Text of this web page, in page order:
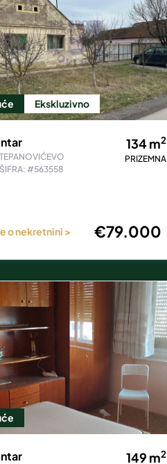
Ekskluzivno
ŠIFRA: #563558
134m2
PRIZEMNA
o nekretnini > €79.000
149 m2